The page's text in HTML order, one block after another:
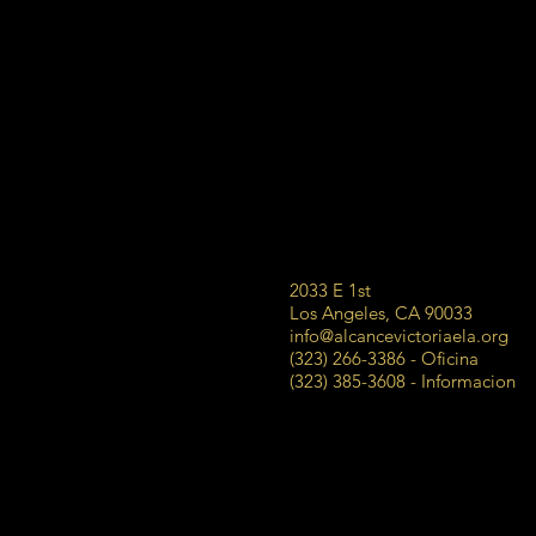
2033 E 1st
Los Angeles, CA 90033
info@alcancevictoriaela.org
(323) 266-3386 - Oficina
(323) 385-3608 - Informacion